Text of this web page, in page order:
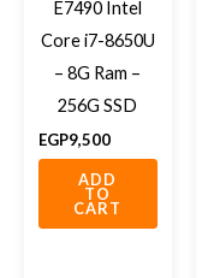
E7490 Intel
Core i7-8650U
– 8G Ram –
256G SSD
EGP9,500
ADD
TO
CART